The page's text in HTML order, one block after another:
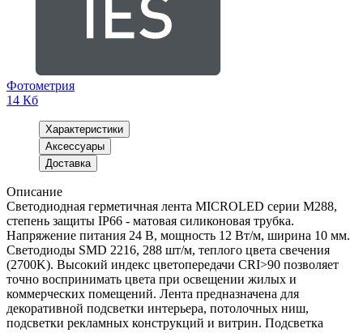
Фотометрия
14 Кб
Характеристики
Аксессуары
Доставка
Описание
Светодиодная герметичная лента MICROLED серии M288,
степень защиты IP66 - матовая силиконовая трубка.
Напряжение питания 24 В, мощность 12 Вт/м, ширина 10 мм.
Светодиоды SMD 2216, 288 шт/м, теплого цвета свечения
(2700K). Высокий индекс цветопередачи CRI>90 позволяет
точно воспринимать цвета при освещении жилых и
коммерческих помещений. Лента предназначена для
декоративной подсветки интерьера, потолочных ниш,
подсветки рекламных конструкций и витрин. Подсветка